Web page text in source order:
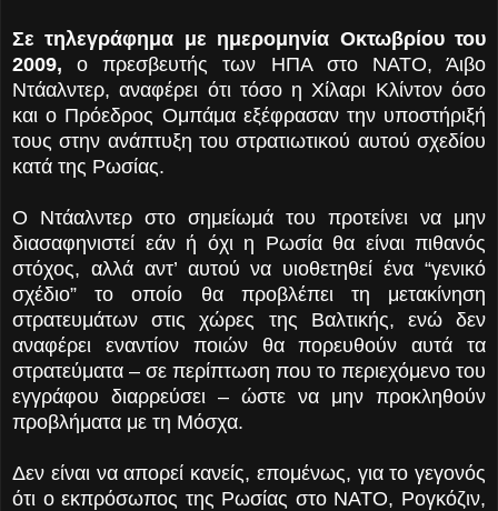
Σε τηλεγράφημα με ημερομηνία Οκτωβρίου του
2009, ο πρεσβευτής των ΗΠΑ στο ΝΑΤΟ, Άιβο
Ντάαλντερ, αναφέρει ότι τόσο η Χίλαρι Κλίντον όσο
και ο Πρόεδρος Ομπάμα εξέφρασαν την υποστήριξή
τους στην ανάπτυξη του στρατιωτικού αυτού σχεδίου
κατά της Ρωσίας.
Ο Ντάαλντερ στο σημείωμά του προτείνει να μην
διασαφηνιστεί εάν ή όχι η Ρωσία θα είναι πιθανός
στόχος, αλλά αντ’ αυτού να υιοθετηθεί ένα “γενικό
σχέδιο” το οποίο θα προβλέπει τη μετακίνηση
στρατευμάτων στις χώρες της Βαλτικής, ενώ δεν
αναφέρει εναντίον ποιών θα πορευθούν αυτά τα
στρατεύματα – σε περίπτωση που το περιεχόμενο του
εγγράφου διαρρεύσει – ώστε να μην προκληθούν
προβλήματα με τη Μόσχα.
Δεν είναι να απορεί κανείς, επομένως, για το γεγονός
ότι ο εκπρόσωπος της Ρωσίας στο ΝΑΤΟ, Ρογκόζιν,